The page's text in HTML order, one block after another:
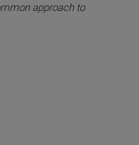
approach to